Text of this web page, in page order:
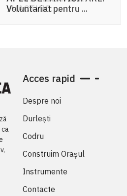
Voluntariat pentru ...
ca
Acces rapid
Despre noi
Durlești
Codru
Construim Orașul
Instrumente
Contacte